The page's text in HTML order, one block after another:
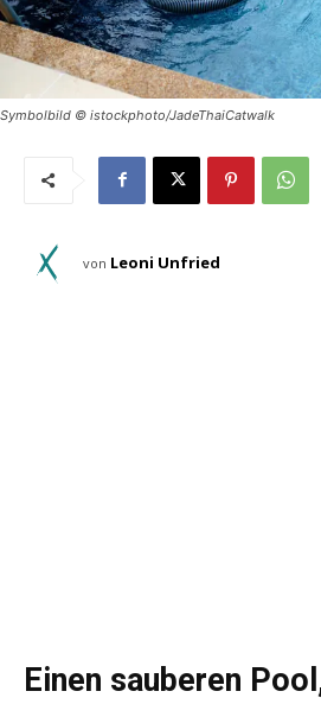
Symbolbild © istockphoto/JadeThaiCatwalk
von Leoni Unfried
Einen sauberen